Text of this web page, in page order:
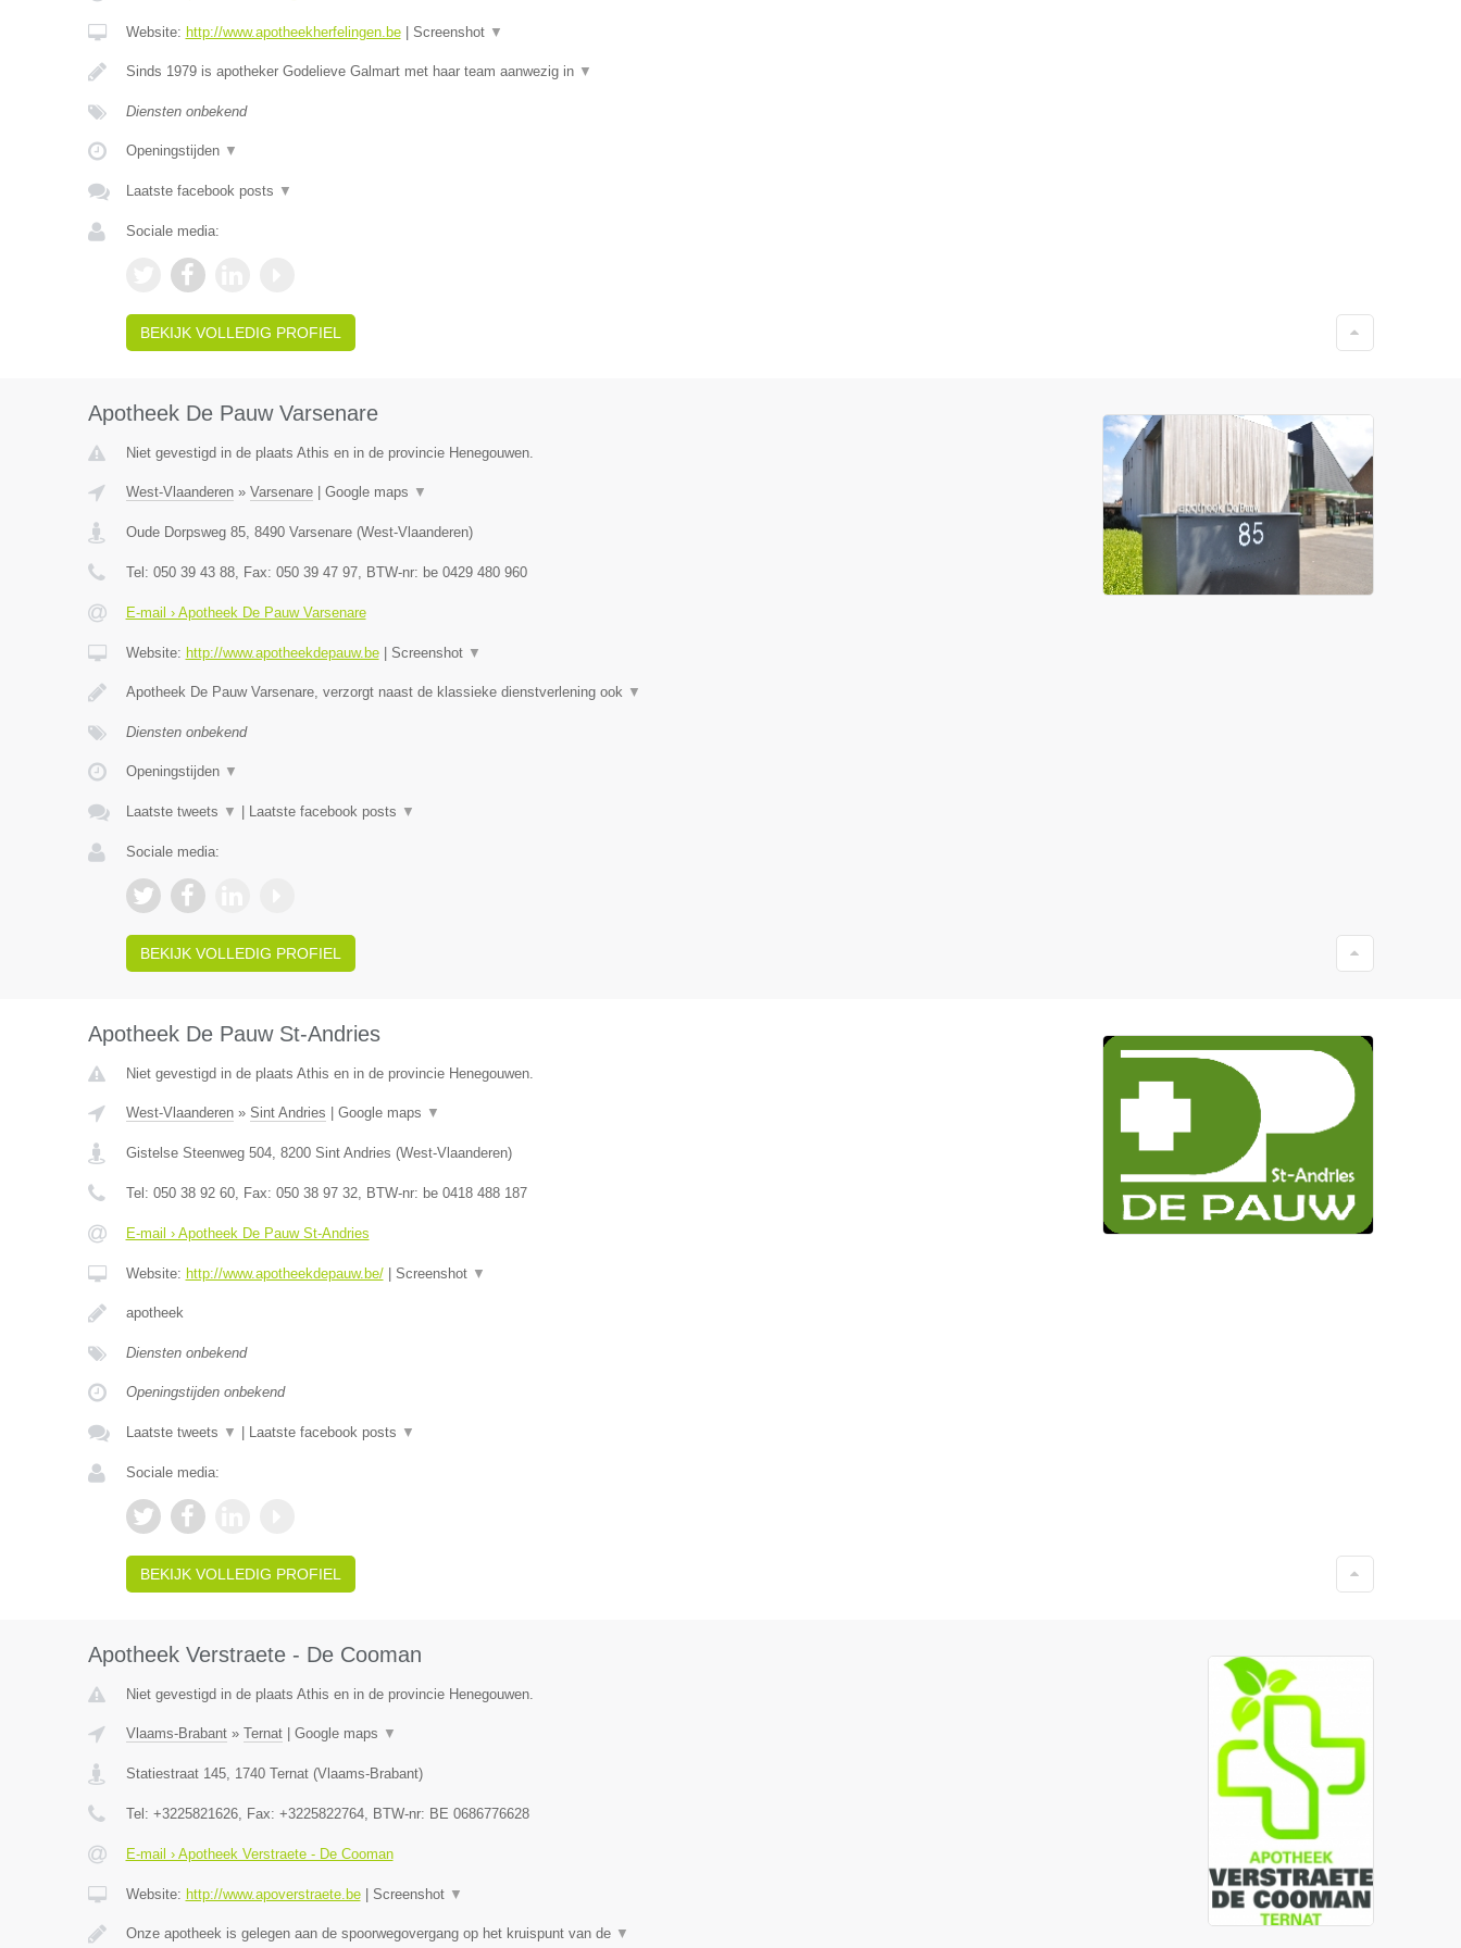
Website: http://www.apotheekherfelingen.be| Screenshot ▼
Sinds 1979 is apotheker Godelieve Galmart met haar team aanwezig in ▼
Diensten onbekend
Openingstijden ▼
Laatste facebook posts ▼
Sociale media:
BEKIJK VOLLEDIG PROFIEL
Apotheek De Pauw Varsenare
Niet gevestigd in de plaats Athis en in de provincie Henegouwen.
West-Vlaanderen» Varsenare| Google maps ▼
Oude Dorpsweg 85, 8490 Varsenare(West-Vlaanderen)
Tel: 050 39 43 88, Fax: 050 39 47 97, BTW-nr: be 0429 480 960
E-mail › Apotheek De Pauw Varsenare
Website: http://www.apotheekdepauw.be| Screenshot ▼
Apotheek De Pauw Varsenare, verzorgt naast de klassieke dienstverlening ook ▼
Diensten onbekend
Openingstijden ▼
Laatste tweets ▼ Laatste facebook posts ▼
Sociale media:
BEKIJK VOLLEDIG PROFIEL
Apotheek De Pauw St-Andries
Niet gevestigd in de plaats Athis en in de provincie Henegouwen.
West-Vlaanderen» Sint Andries Google maps ▼
Gistelse Steenweg 504, 8200 Sint Andries (West-Vlaanderen)
Tel: 050 38 92 60, Fax: 050 38 97 32, BTW-nr: be 0418 488 187
E-mail › Apotheek De Pauw St-Andries
Website: http://www.apotheekdepauw.be/| Screenshot ▼
apotheek
Diensten onbekend
Openingstijden onbekend
Laatste tweets ▼ Laatste facebook posts ▼
Sociale media:
BEKIJK VOLLEDIG PROFIEL
Apotheek Verstraete - De Cooman
Niet gevestigd in de plaats Athis en in de provincie Henegouwen.
Vlaams-Brabant» Ternat| Google maps ▼
Statiestraat 145, 1740 Ternat(Vlaams-Brabant)
Tel: +3225821626, Fax: +3225822764, BTW-nr: BE 0686776628
E-mail › Apotheek Verstraete - De Cooman
Website: http://www.apoverstraete.be| Screenshot ▼
Onze apotheek is gelegen aan de spoorwegovergang op het kruispunt van de ▼